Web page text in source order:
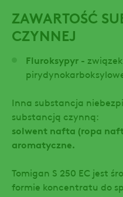
ZAWARTOŚĆ
CZYNNEJ
Fluroksypyr -
Inna substancja
substancją czynną:
solwent nafta (ropa
aromatyczne.
Tomigan S 250 EC jest
formie koncentratu do